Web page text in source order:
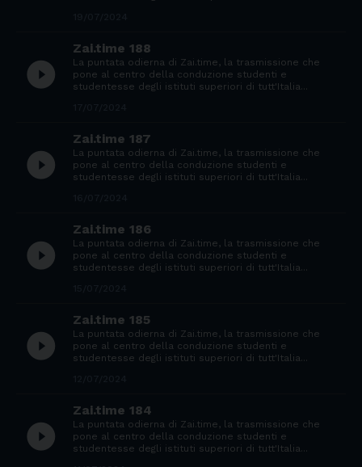
play_circle_filled
Zai.time 188
La puntata odierna di Zai.time, la trasmissione che
pone al centro della conduzione studenti e
studentesse degli istituti superiori di tutt'Italia...
play_circle_filled
Zai.time 187
La puntata odierna di Zai.time, la trasmissione che
pone al centro della conduzione studenti e
studentesse degli istituti superiori di tutt'Italia...
play_circle_filled
Zai.time 186
La puntata odierna di Zai.time, la trasmissione che
pone al centro della conduzione studenti e
studentesse degli istituti superiori di tutt'Italia...
play_circle_filled
Zai.time 185
La puntata odierna di Zai.time, la trasmissione che
pone al centro della conduzione studenti e
studentesse degli istituti superiori di tutt'Italia...
play_circle_filled
Zai.time 184
La puntata odierna di Zai.time, la trasmissione che
pone al centro della conduzione studenti e
studentesse degli istituti superiori di tutt'Italia...